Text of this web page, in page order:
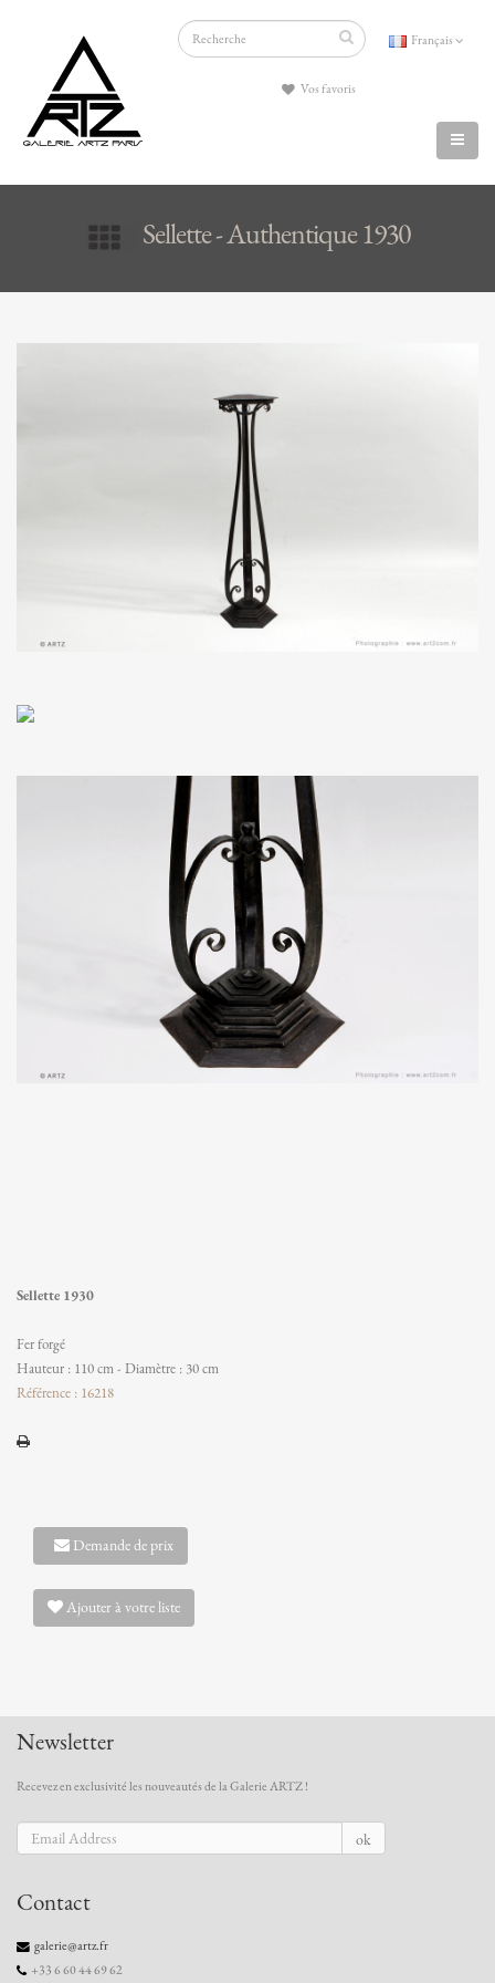
Français
Vos favoris
Sellette - Authentique 1930
Sellette 1930
Fer forgé
Hauteur : 110 cm - Diamètre : 30 cm
Référence : 16218
Demande de prix
Ajouter à votre liste
Newsletter
Recevez en exclusivité les nouveautés de la Galerie ARTZ !
ok
Contact
galerie@artz.fr
+33 6 60 44 69 62